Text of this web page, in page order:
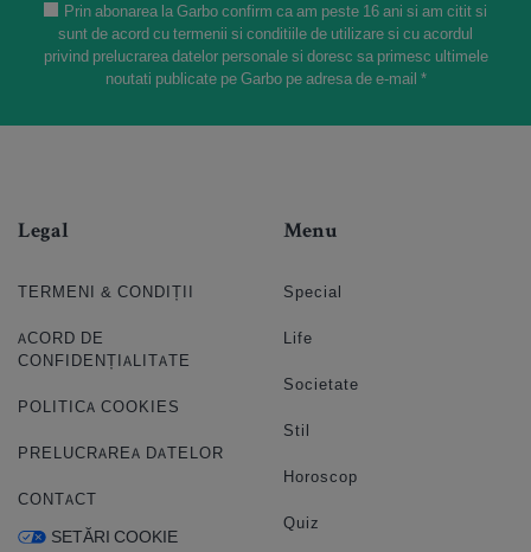
Prin abonarea la Garbo confirm ca am peste 16 ani si am citit si
sunt de acord cu termenii si conditiile de utilizare si cu acordul
privind prelucrarea datelor personale si doresc sa primesc ultimele
noutati publicate pe Garbo pe adresa de e-mail *
Legal
TERMENI & CONDIȚII
ACORD DE
CONFIDENȚIALITATE
POLITICA COOKIES
PRELUCRAREA DATELOR
CONTACT
SETĂRI COOKIE
Menu
Special
Life
Societate
Stil
Horoscop
Quiz